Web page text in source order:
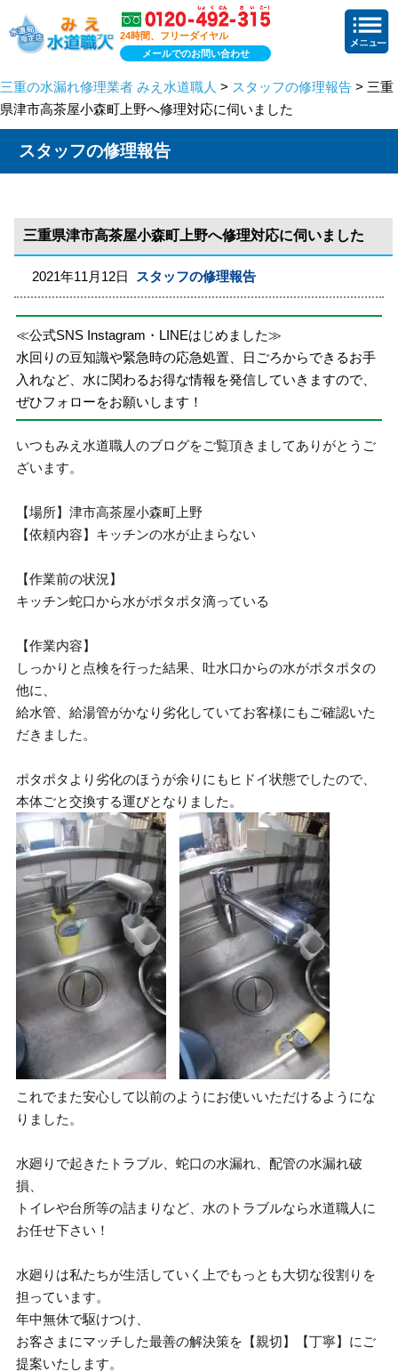
24時間、フリーダイヤル
メールでのお問い合わせ
三重の水漏れ修理業者 みえ水道職人 > スタッフの修理報告 > 三重
県津市高茶屋小森町上野へ修理対応に伺いました
スタッフの修理報告
三重県津市高茶屋小森町上野へ修理対応に伺いました
2021年11月12日 スタッフの修理報告
≪公式SNS Instagram・LINEはじめました≫
水回りの豆知識や緊急時の応急処置、日ごろからできるお手
入れなど、水に関わるお得な情報を発信していきますので、
ぜひフォローをお願いします！
いつもみえ水道職人のブログをご覧頂きましてありがとうご
ざいます。
【場所】津市高茶屋小森町上野
【依頼内容】キッチンの水が止まらない
【作業前の状況】
キッチン蛇口から水がポタポタ滴っている
【作業内容】
しっかりと点検を行った結果、吐水口からの水がポタポタの
他に、
給水管、給湯管がかなり劣化していてお客様にもご確認いた
だきました。
ポタポタより劣化のほうが余りにもヒドイ状態でしたので、
本体ごと交換する運びとなりました。
これでまた安心して以前のようにお使いいただけるようにな
りました。
水廻りで起きたトラブル、蛇口の水漏れ、配管の水漏れ破
損、
トイレや台所等の詰まりなど、水のトラブルなら水道職人に
お任せ下さい！
水廻りは私たちが生活していく上でもっとも大切な役割りを
担っています。
年中無休で駆けつけ、
お客さまにマッチした最善の解決策を【親切】【丁寧】にご
提案いたします。